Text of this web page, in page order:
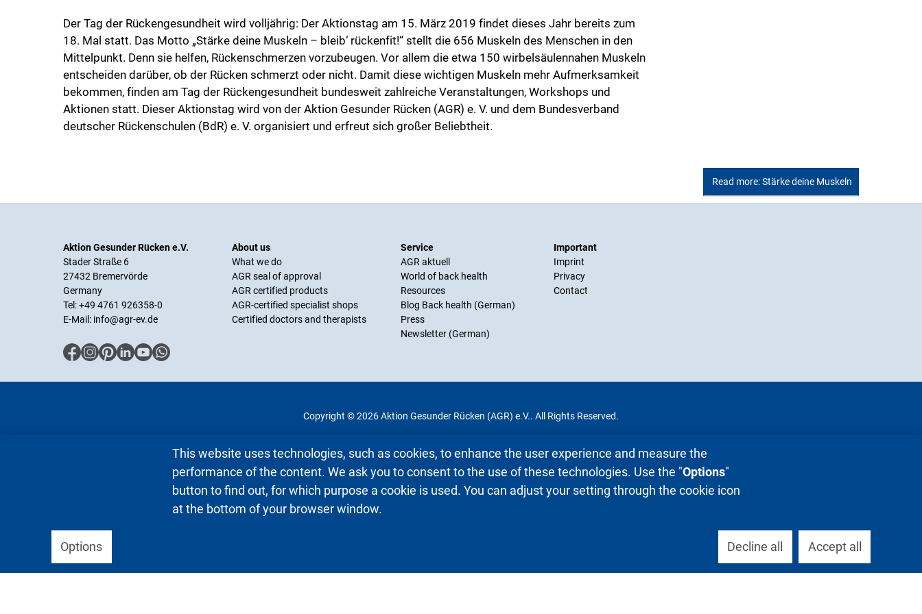
Der Tag der Rückengesundheit wird volljährig: Der Aktionstag am 15. März 2019 findet dieses Jahr bereits zum
18. Mal statt. Das Motto „Stärke deine Muskeln – bleib‘ rückenfit!“ stellt die 656 Muskeln des Menschen in den
Mittelpunkt. Denn sie helfen, Rückenschmerzen vorzubeugen. Vor allem die etwa 150 wirbelsäulennahen Muskeln
entscheiden darüber, ob der Rücken schmerzt oder nicht. Damit diese wichtigen Muskeln mehr Aufmerksamkeit
bekommen, finden am Tag der Rückengesundheit bundesweit zahlreiche Veranstaltungen, Workshops und
Aktionen statt. Dieser Aktionstag wird von der Aktion Gesunder Rücken (AGR) e. V. und dem Bundesverband
deutscher Rückenschulen (BdR) e. V. organisiert und erfreut sich großer Beliebtheit.
Read more: Stärke deine Muskeln
Aktion Gesunder Rücken e.V.
Stader Straße 6
27432 Bremervörde
Germany
Tel: +49 4761 926358-0
E-Mail: info@agr-ev.de
About us
What we do
AGR seal of approval
AGR certified products
AGR-certified specialist shops
Certified doctors and therapists
Service
AGR aktuell
World of back health
Resources
Blog Back health (German)
Press
Newsletter (German)
Important
Imprint
Privacy
Contact
Copyright © 2026 Aktion Gesunder Rücken (AGR) e.V.. All Rights Reserved.
This website uses technologies, such as cookies, to enhance the user experience and measure the
performance of the content. We ask you to consent to the use of these technologies. Use the "Options"
button to find out, for which purpose a cookie is used. You can adjust your setting through the cookie icon
at the bottom of your browser window.
Options Decline all Accept all